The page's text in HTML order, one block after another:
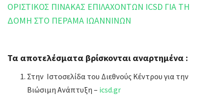
ΟΡΙΣΤΙΚΟΣ ΠΙΝΑΚΑΣ ΕΠΙΛΑΧΟΝΤΩΝ ICSD ΓΙΑ ΤΗ
ΔΟΜΗ ΣΤΟ ΠΕΡΑΜΑ ΙΩΑΝΝΙΝΩΝ
Τα αποτελέσματα βρίσκονται αναρτημένα :
Στην Ιστοσελίδα του Διεθνούς Κέντρου για την
Βιώσιμη Ανάπτυξη – icsd.gr